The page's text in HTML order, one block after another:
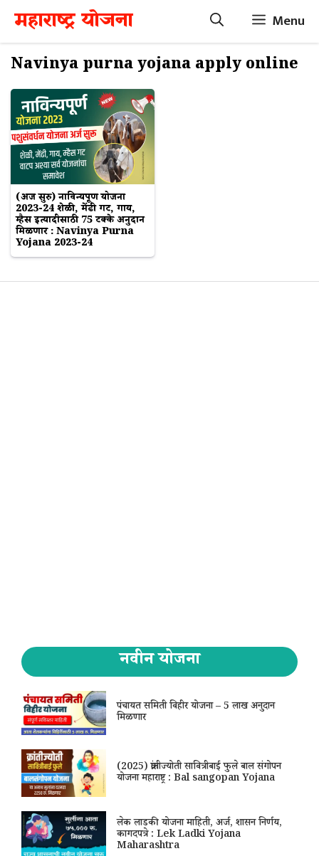
Skip
content
महाराष्ट्र योजना Menu
Navinya purna yojana apply online
(अर्ज सुरु) नाविन्यपूर्ण योजना
2023-24 शेळी, मेंढी गट, गाय,
म्हैस इत्यादीसाठी 75 टक्के अनुदान
मिळणार : Navinya Purna
Yojana 2023-24
नवीन योजना
पंचायत समिती विहीर योजना – 5 लाख अनुदान
मिळणार
(2025) क्रांतीज्योती सावित्रीबाई फुले बाल संगोपन
योजना महाराष्ट्र : Bal sangopan Yojana
लेक लाडकी योजना माहिती, अर्ज, शासन निर्णय,
कागदपत्रे : Lek Ladki Yojana
Maharashtra